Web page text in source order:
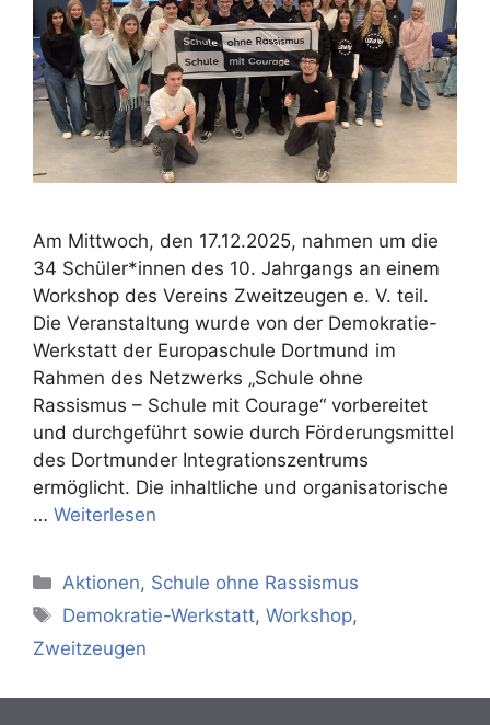
Am Mittwoch, den 17.12.2025, nahmen um die
34 Schüler*innen des 10. Jahrgangs an einem
Workshop des Vereins Zweitzeugen e. V. teil.
Die Veranstaltung wurde von der Demokratie-
Werkstatt der Europaschule Dortmund im
Rahmen des Netzwerks „Schule ohne
Rassismus – Schule mit Courage“ vorbereitet
und durchgeführt sowie durch Förderungsmittel
des Dortmunder Integrationszentrums
ermöglicht. Die inhaltliche und organisatorische
… Weiterlesen
Kategorien
Aktionen, Schule ohne Rassismus
Schlagwörter
Demokratie-Werkstatt,Workshop,
Zweitzeugen